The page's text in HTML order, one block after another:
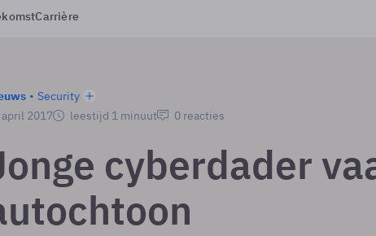
Carrière
Security
april 2017
leestijd 1 minuut 0 reacties
cyberdader